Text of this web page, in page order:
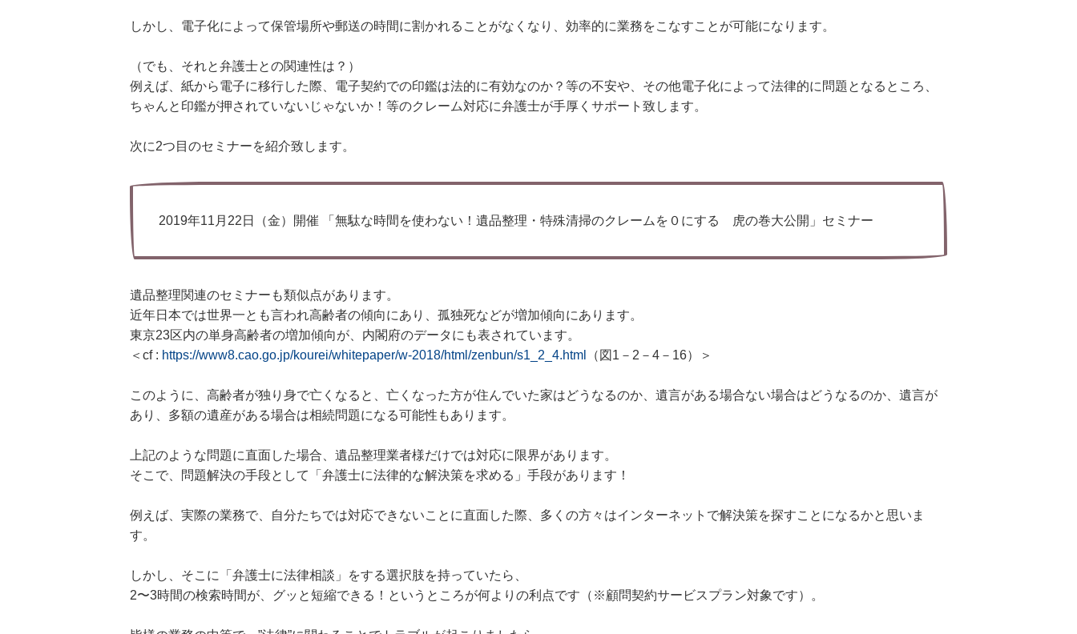
しかし、電子化によって保管場所や郵送の時間に割かれることがなくなり、効率的に業務をこなすことが可能になります。
（でも、それと弁護士との関連性は？）
例えば、紙から電子に移行した際、電子契約での印鑑は法的に有効なのか？等の不安や、その他電子化によって法律的に問題となるところ、
ちゃんと印鑑が押されていないじゃないか！等のクレーム対応に弁護士が手厚くサポート致します。
次に2つ目のセミナーを紹介致します。
2019年11月22日（金）開催 「無駄な時間を使わない！遺品整理・特殊清掃のクレームを０にする 虎の巻大公開」セミナー
遺品整理関連のセミナーも類似点があります。
近年日本では世界一とも言われ高齢者の傾向にあり、孤独死などが増加傾向にあります。
東京23区内の単身高齢者の増加傾向が、内閣府のデータにも表されています。
＜cf : https://www8.cao.go.jp/kourei/whitepaper/w-2018/html/zenbun/s1_2_4.html （図1－2－4－16） ＞
このように、高齢者が独り身で亡くなると、亡くなった方が住んでいた家はどうなるのか、遺言がある場合ない場合はどうなるのか、遺言が
あり、多額の遺産がある場合は相続問題になる可能性もあります。
上記のような問題に直面した場合、遺品整理業者様だけでは対応に限界があります。
そこで、問題解決の手段として「弁護士に法律的な解決策を求める」手段があります！
例えば、実際の業務で、自分たちでは対応できないことに直面した際、多くの方々はインターネットで解決策を探すことになるかと思いま
す。
しかし、そこに「弁護士に法律相談」をする選択肢を持っていたら、
2〜3時間の検索時間が、グッと短縮できる！というところが何よりの利点です（※顧問契約サービスプラン対象です）。